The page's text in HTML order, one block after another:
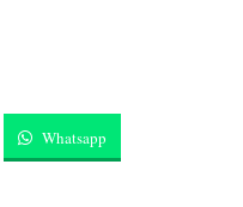
Whatsapp